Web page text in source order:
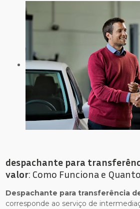
despachante para
valor: Como Funciona e
Despachante para transferência
corresponde ao serviço de